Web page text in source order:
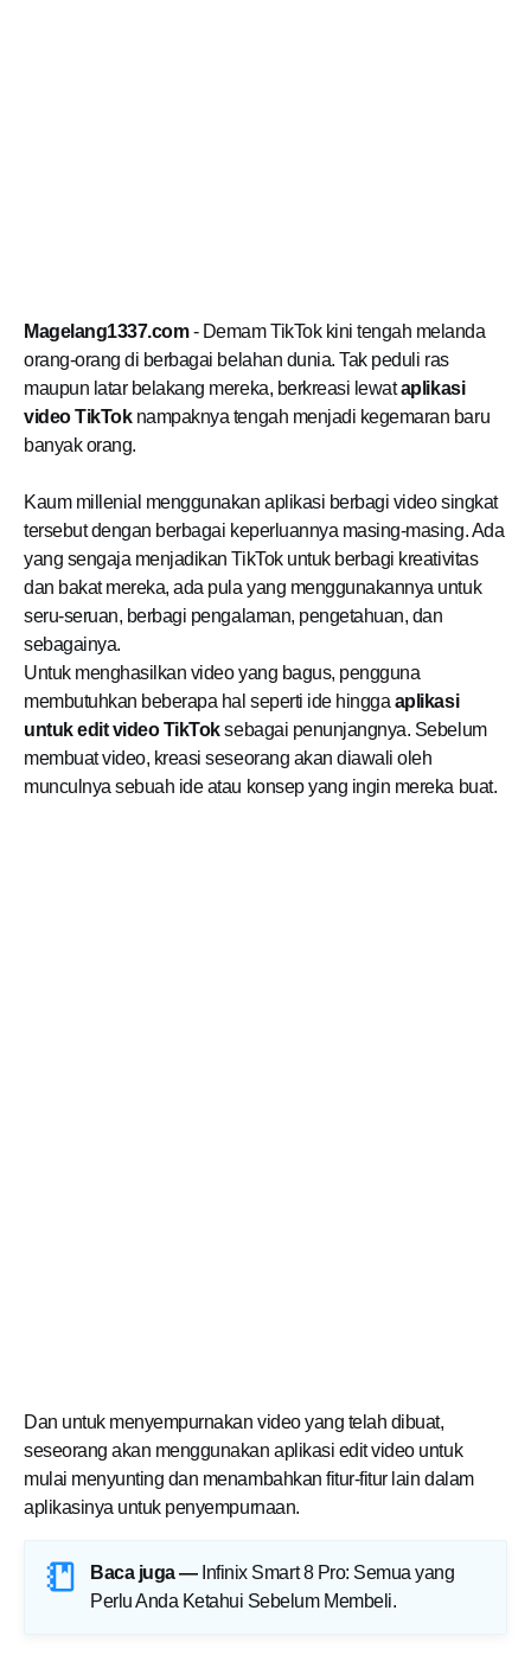
Magelang1337.com- Demam TikTok kini tengah melanda
orang-orang di berbagai belahan dunia. Tak peduli ras
maupun latar belakang mereka, berkreasi lewataplikasi
video TikToknampaknya tengah menjadi kegemaran baru
banyak orang.
Kaum millenial menggunakan aplikasi berbagi video singkat
tersebut dengan berbagai keperluannya masing-masing. Ada
yang sengaja menjadikan TikTok untuk berbagi kreativitas
dan bakat mereka, ada pula yang menggunakannya untuk
seru-seruan, berbagi pengalaman, pengetahuan, dan
sebagainya.
Untuk menghasilkan video yang bagus, pengguna
membutuhkan beberapa hal seperti ide hingga aplikasi
untuk edit video TikToksebagai penunjangnya. Sebelum
membuat video, kreasi seseorang akan diawali oleh
munculnya sebuah ide atau konsep yang ingin mereka buat.
Dan untuk menyempurnakan video yang telah dibuat,
seseorang akan menggunakan aplikasi edit video untuk
mulai menyunting dan menambahkan fitur-fitur lain dalam
aplikasinya untuk penyempurnaan.
Baca juga — Infinix Smart 8 Pro: Semua yang
Perlu Anda Ketahui Sebelum Membeli.